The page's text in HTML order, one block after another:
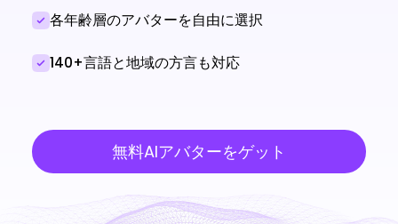
各年齢層のアバターを自由に選択
140+言語と地域の方言も対応
無料AIアバターをゲット